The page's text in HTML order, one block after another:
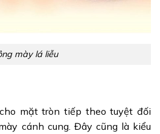
mày lá liễu
mặt tròn tiếp theo tuyệt đối
cánh cung. Đây cũng là kiểu